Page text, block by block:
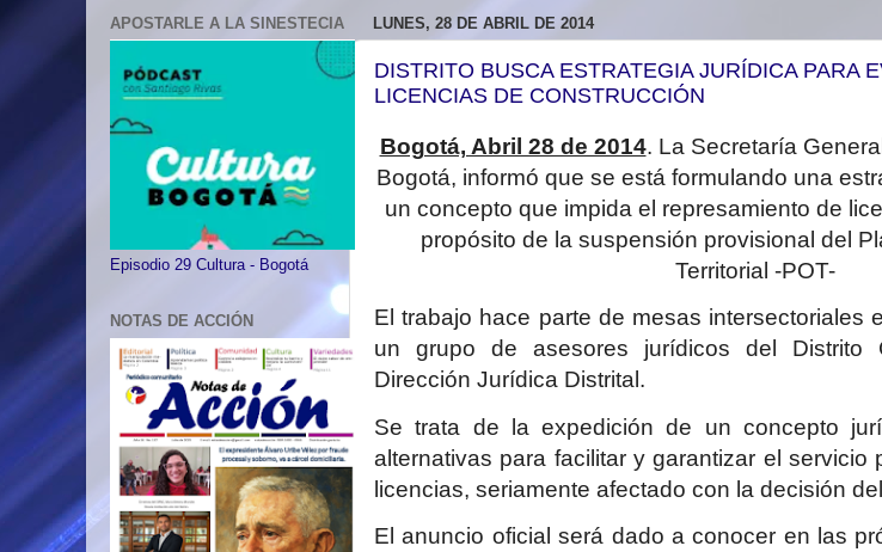
LUNES, 28 DE ABRIL DE 2014
DISTRITO BUSCA ESTRATEGIA JURÍDICA PARA
LICENCIAS DE CONSTRUCCIÓN
Bogotá, Abril 28 de 2014. La Secretaría
Bogotá, informó que se está formulando una
un concepto que impida el represamiento de
propósito de la suspensión provisional del
Territorial -POT-
El trabajo hace parte de mesas intersectoriales
un grupo de asesores jurídicos del Distrito
Dirección Jurídica Distrital.
Se trata de la expedición de un concepto
alternativas para facilitar y garantizar el servicio
licencias, seriamente afectado con la decisión
El anuncio oficial será dado a conocer en las
APOSTARLE A LA SINESTECIA
Episodio 29 Cultura - Bogotá
NOTAS DE ACCIÓN